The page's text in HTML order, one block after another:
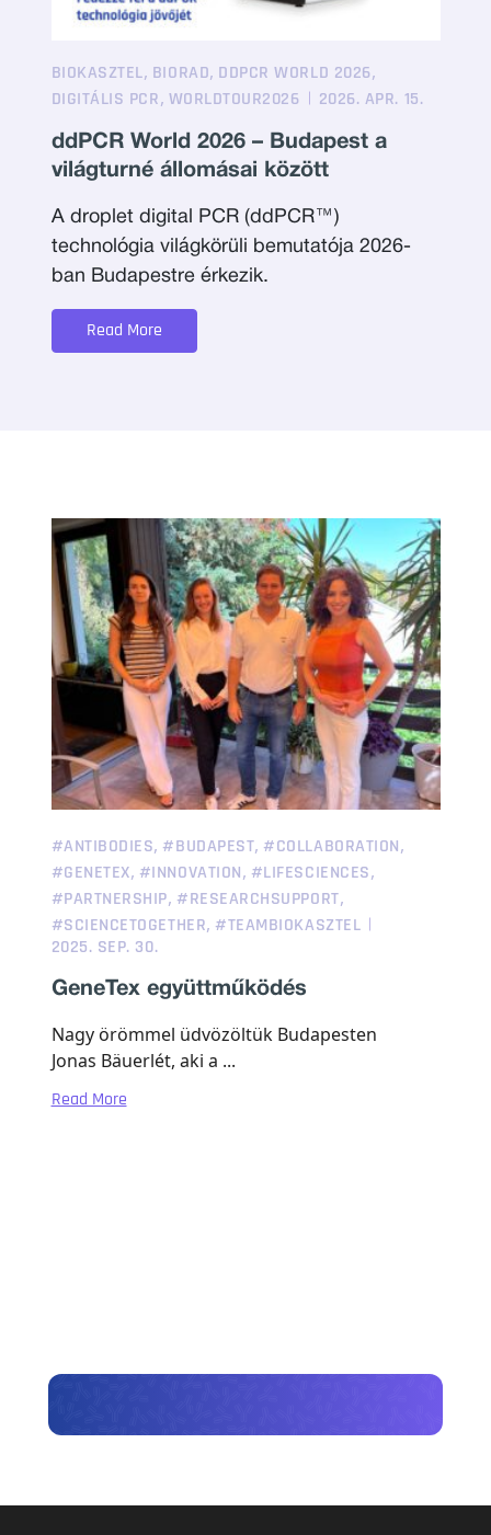
BIOKASZTEL, BIORAD, DDPCR WORLD 2026,
DIGITÁLIS PCR, WORLDTOUR2026 2026. APR. 15.
ddPCR World 2026 – Budapest a
világturné állomásai között
A droplet digital PCR (ddPCR™)
technológia világkörüli bemutatója 2026-
ban Budapestre érkezik.
Read More
#ANTIBODIES, #BUDAPEST, #COLLABORATION,
#GENETEX, #INNOVATION, #LIFESCIENCES,
#PARTNERSHIP, #RESEARCHSUPPORT,
#SCIENCETOGETHER, #TEAMBIOKASZTEL
2025. SEP. 30.
GeneTex együttműködés
Nagy örömmel üdvözöltük Budapesten
Jonas Bäuerlét, aki a ...
Read More